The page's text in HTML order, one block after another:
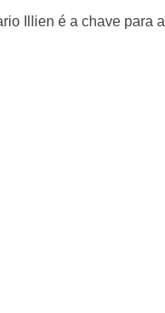
Illien é a chave para